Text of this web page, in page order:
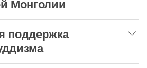
Монголии
поддержка